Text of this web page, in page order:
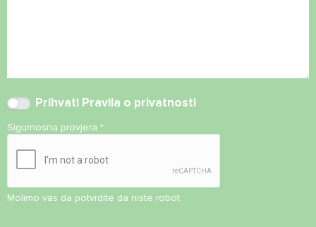
Prihvati Pravila o privatnosti
Sigurnosna provjera *
Molimo vas da potvrdite da niste robot.